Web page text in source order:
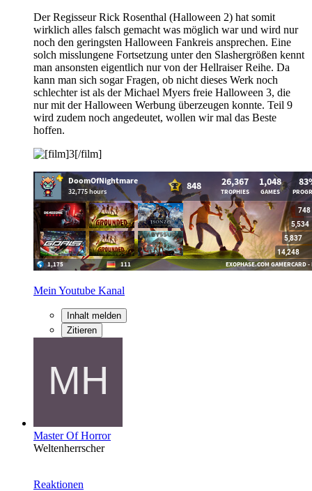
Der Regisseur Rick Rosenthal (Halloween 2) hat somit
wirklich alles falsch gemacht was möglich war und wird nur
noch den geringsten Halloween Fankreis ansprechen. Eine
solch misslungene Fortsetzung unter den Slashergrößen kennt
man ansonsten eigentlich nur von der Hellraiser Reihe. Da
kann man sich sogar Fragen, ob nicht dieses Werk noch
schlechter ist als der Michael Myers freie Halloween 3, die
nur mit der Halloween Werbung überzeugen konnte. Teil 9
wird zudem noch angedeutet, wollen wir mal das Beste
hoffen.
Mein Youtube Kanal
Inhalt melden
Zitieren
Master Of Horror
Weltenherrscher
Reaktionen